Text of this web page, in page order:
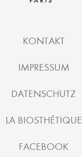
KONTAKT
IMPRESSUM
DATENSCHUTZ
LA BIOSTHÉTIQUE
FACEBOOK